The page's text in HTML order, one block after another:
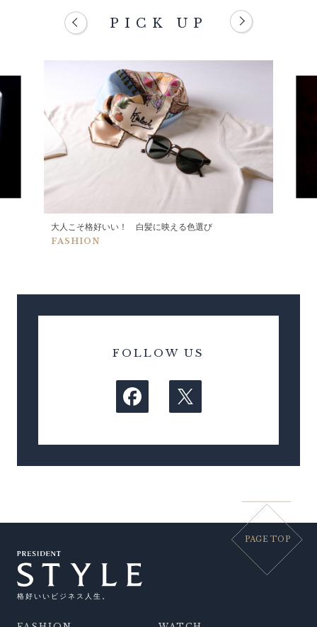
PICK UP
大人こそ格好いい！ 白髪に映える色選び
FASHION
FOLLOW US
PAGE TOP
格好いいビジネス人生。